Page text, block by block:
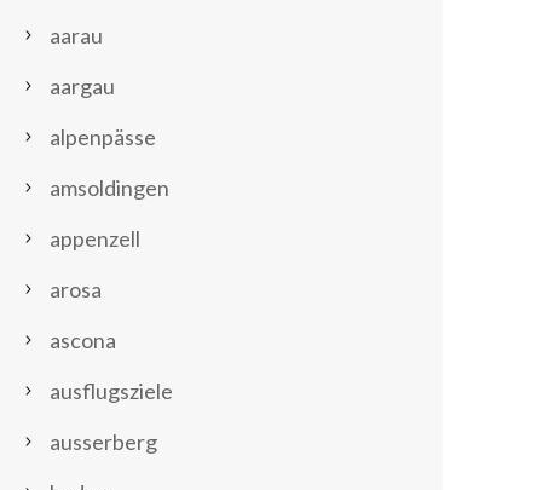
aarau
aargau
alpenpässe
amsoldingen
appenzell
arosa
ascona
ausflugsziele
ausserberg